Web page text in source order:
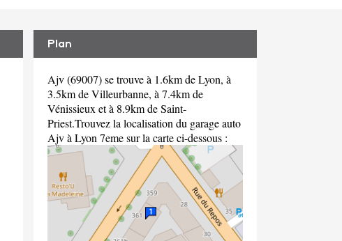
Plan
Ajv (69007) se trouve à 1.6km de Lyon, à
3.5km de Villeurbanne, à 7.4km de
Vénissieux et à 8.9km de Saint-
Priest.Trouvez la localisation du garage auto
Ajv à Lyon 7eme sur la carte ci-dessous :